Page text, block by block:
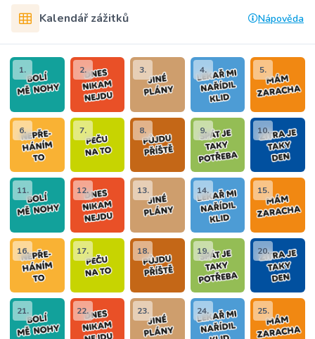
Kalendář zážitků Nápověda
1. 2. 3. 4. 5.
6. 7. 8. 9. 10.
11. 12. 13. 14. 15.
16. 17. 18. 19. 20.
21. 22. 23. 24. 25.